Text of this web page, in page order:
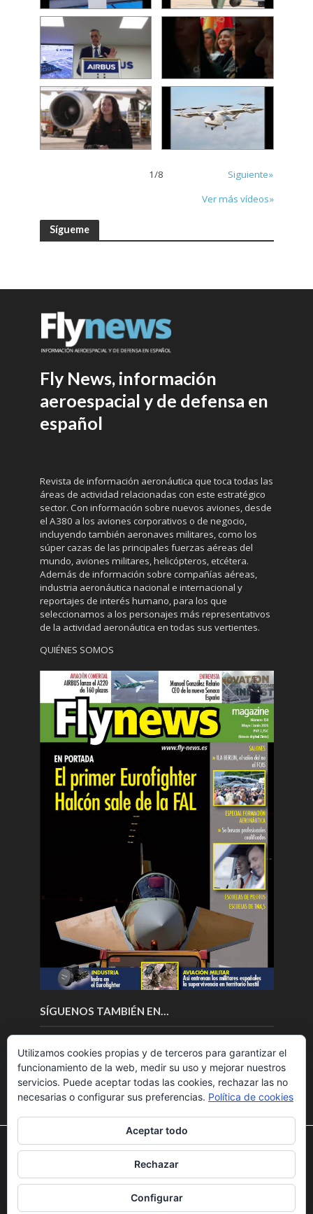
1/8
Siguiente»
Ver más vídeos»
Sígueme
Fly News, información
aeroespacial y de defensa en
español
Revista de información aeronáutica que toca todas las
áreas de actividad relacionadas con este estratégico
sector. Con información sobre nuevos aviones, desde
el A380 a los aviones corporativos o de negocio,
incluyendo también aeronaves militares, como los
súper cazas de las principales fuerzas aéreas del
mundo, aviones militares, helicópteros, etcétera.
Además de información sobre compañías aéreas,
industria aeronáutica nacional e internacional y
reportajes de interés humano, para los que
seleccionamos a los personajes más representativos
de la actividad aeronáutica en todas sus vertientes.
QUIÉNES SOMOS
SÍGUENOS TAMBIÉN EN…
Copyright © 2018.Fly News.Noticias aerospacial
UAS aviación comercial
Utilizamos cookies para ofrecerte la mejor experiencia en
nuestra web.
Puedes aprender más sobre qué cookies utilizamos o
desactivarlas en losajustes.
Utilizamos cookies propias y de terceros para garantizar el
funcionamiento de la web, medir su uso y mejorar nuestros
servicios. Puede aceptar todas las cookies, rechazar las no
necesarias o configurar sus preferencias. Política de cookies
Aceptar todo
Rechazar
Configurar